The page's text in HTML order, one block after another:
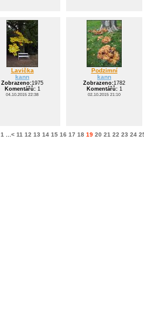
Lavička
kann
Zobrazeno:1975
Komentářů:1
04.10.2015 22:38
Podzimní
kann
Zobrazeno:1782
Komentářů:1
02.10.2015 21:10
1 < 11 12 13 14 15 16 17 18 19 20 21 22 23 24